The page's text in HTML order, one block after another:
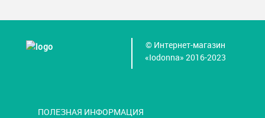
© Интернет-магазин
«Iodonna» 2016-2023
ПОЛЕЗНАЯ ИНФОРМАЦИЯ